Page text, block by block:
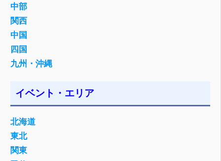
中部
関西
中国
四国
九州・沖縄
イベント・エリア
北海道
東北
関東